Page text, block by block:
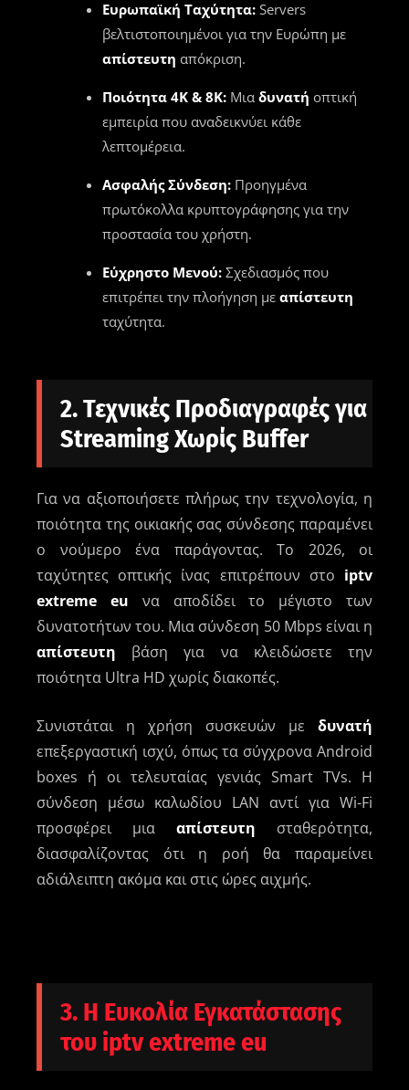
Ευρωπαϊκή Ταχύτητα:Servers
βελτιστοποιημένοι για την Ευρώπη με
απίστευτη απόκριση.
Ποιότητα 4K & 8K: Μιαδυνατή οπτική
εμπειρία που αναδεικνύει κάθε
λεπτομέρεια.
Ασφαλής Σύνδεση: Προηγμένα
πρωτόκολλα κρυπτογράφησης για την
προστασία του χρήστη.
Εύχρηστο Μενού:Σχεδιασμός που
επιτρέπει την πλοήγηση μεαπίστευτη
ταχύτητα.
2. Τεχνικές Προδιαγραφές για
Streaming Χωρίς Buffer
Για να αξιοποιήσετε πλήρως την τεχνολογία, η
ποιότητα της οικιακής σας σύνδεσης παραμένει
ο νούμερο ένα παράγοντας. Το 2026, οι
ταχύτητες οπτικής ίνας επιτρέπουν στο iptv
extreme eu να αποδίδει το μέγιστο των
δυνατοτήτων του. Μια σύνδεση 50 Mbps είναι η
απίστευτη βάση για να κλειδώσετε την
ποιότητα Ultra HD χωρίς διακοπές.
Συνιστάται η χρήση συσκευών με δυνατή
επεξεργαστική ισχύ, όπως τα σύγχρονα Android
boxes ή οι τελευταίας γενιάς Smart TVs. Η
σύνδεση μέσω καλωδίου LAN αντί για Wi-Fi
προσφέρει μια απίστευτη σταθερότητα,
διασφαλίζοντας ότι η ροή θα παραμείνει
αδιάλειπτη ακόμα και στις ώρες αιχμής.
3. Η Ευκολία Εγκατάστασης
του iptv extreme eu